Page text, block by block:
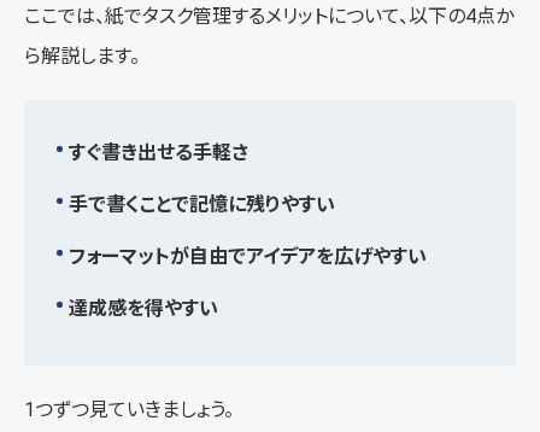
ここでは、紙でタスク管理するメリットについて、以下の4点か
ら解説します。
すぐ書き出せる手軽さ
手で書くことで記憶に残りやすい
フォーマットが自由でアイデアを広げやすい
達成感を得やすい
1つずつ見ていきましょう。